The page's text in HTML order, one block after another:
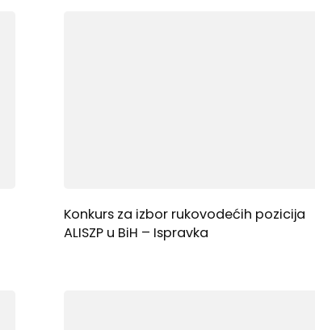
Konkurs za izbor rukovodećih pozicija
ALISZP u BiH – Ispravka